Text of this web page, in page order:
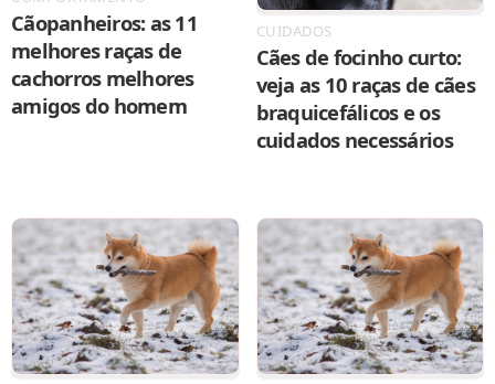
Cãopanheiros: as 11
melhores raças de
cachorros melhores
amigos do homem
CUIDADOS
Cães de focinho curto:
veja as 10 raças de cães
braquicefálicos e os
cuidados necessários